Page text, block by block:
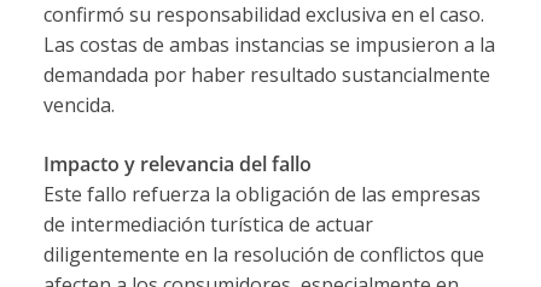
confirmó su responsabilidad exclusiva en el caso.
Las costas de ambas instancias se impusieron a la
demandada por haber resultado sustancialmente
vencida.
Impacto y relevancia del fallo
Este fallo refuerza la obligación de las empresas
de intermediación turística de actuar
diligentemente en la resolución de conflictos que